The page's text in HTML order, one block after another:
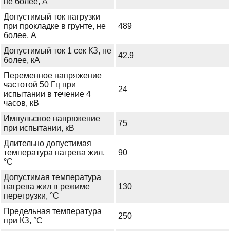
Допустимый ток нагрузки
при прокладке в грунте, не
более, А
489
Допустимый ток 1 сек КЗ, не
более, кА
42.9
Переменное напряжение
частотой 50 Гц при
испытании в течение 4
часов, кВ
24
Импульсное напряжение
при испытании, кВ
75
Длительно допустимая
температура нагрева жил,
°С
90
Допустимая температура
нагрева жил в режиме
перегрузки, °С
130
Предельная температура
при КЗ, °С
250